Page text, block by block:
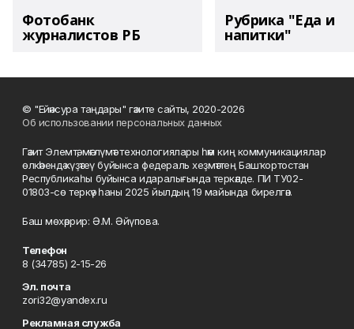
Фотобанк
журналистов РБ
Рубрика "Еда и
напитки"
© "Ейәнсура таңдары" гәзите сайты, 2020-2026
Об использовании персональных данных
Гәзит Элемтә, мәғлүмәт технологиялары һәм киң коммуникациялар
өлкәһендә күҙәтеү буйынса федераль хеҙмәттең Башҡортостан
Республикаһы буйынса идаралығында теркәлде. ПИ ТУ02-
01803-сө теркәү һаны 2025 йылдың 19 майында бирелгән.
Баш мөхәррир: Ә.М. Әйүпова.
Телефон
8 (34785) 2-15-26
Эл. почта
zori32@yandex.ru
Рекламная служба